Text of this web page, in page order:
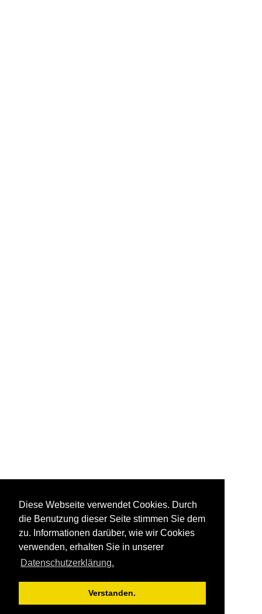
Diese Webseite verwendet Cookies. Durch
die Benutzung dieser Seite stimmen Sie dem
zu. Informationen darüber, wie wir Cookies
verwenden, erhalten Sie in unserer
Datenschutzerklärung.
Verstanden.